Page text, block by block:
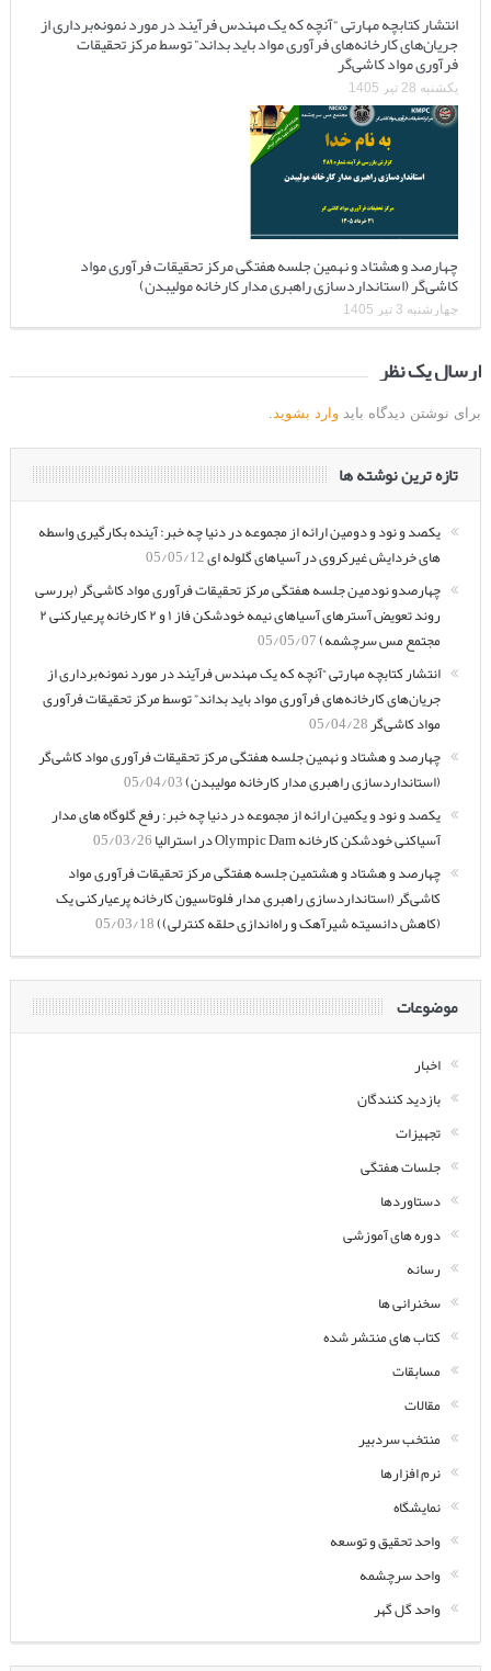
انتشار کتابچه مهارتی “آنچه که یک مهندس فرآیند در مورد نمونه‌برداری از
جریان‌های کارخانه‌های فرآوری مواد باید بداند” توسط مرکز تحقیقات
فرآوری مواد کاشی‌گر
یکشنبه 28 تیر 1405
چهارصد و هشتاد و نهمین جلسه هفتگی مرکز تحقیقات فرآوری مواد
کاشی‌گر (استانداردسازی راهبری مدار کارخانه مولیبدن)
چهارشنبه 3 تیر 1405
ارسال یک نظر
برای نوشتن دیدگاه باید وارد بشوید
تازه ترین نوشته ها
یکصد و نود و دومین ارائه از مجموعه در دنیا چه خبر: آینده بکارگیری واسطه
های خردایش غیرکروی در آسیاهای گلوله ای05/05/12
چهارصدو نودمین جلسه هفتگی مرکز تحقیقات فرآوری مواد کاشی‌گر (بررسی
روند تعویض آسترهای آسیاهای نیمه خودشکن فاز ۱ و ۲ کارخانه پرعیارکنی ۲
مجتمع مس سرچشمه)05/05/07
انتشار کتابچه مهارتی “آنچه که یک مهندس فرآیند در مورد نمونه‌برداری از
جریان‌های کارخانه‌های فرآوری مواد باید بداند” توسط مرکز تحقیقات فرآوری
مواد کاشی‌گر05/04/28
چهارصد و هشتاد و نهمین جلسه هفتگی مرکز تحقیقات فرآوری مواد کاشی‌گر
(استانداردسازی راهبری مدار کارخانه مولیبدن)05/04/03
یکصد و نود و یکمین ارائه از مجموعه در دنیا چه خبر: رفع گلوگاه های مدار
آسیاکنی خودشکن کارخانه Olympic Dam در استرالیا
05/03/26
چهارصد و هشتاد و هشتمین جلسه هفتگی مرکز تحقیقات فرآوری مواد
کاشی‌گر (استانداردسازی راهبری مدار فلوتاسیون کارخانه پرعیارکنی یک
(کاهش دانسیته شیرآهک و راه‌اندازی حلقه کنترلی))05/03/18
موضوعات
اخبار
بازدید کنندگان
تجهیزات
جلسات هفتگی
دستاوردها
دوره های آموزشی
رسانه
سخنرانی ها
کتاب های منتشر شده
مسابقات
مقالات
منتخب سردبیر
نرم افزارها
نمایشگاه
واحد تحقیق و توسعه
واحد سرچشمه
واحد گل گهر